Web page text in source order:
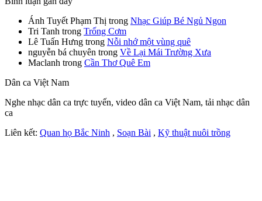
Ánh Tuyết Phạm Thị trong Nhạc Giúp Bé Ngủ Ngon
Tri Tanh trong Trống Cơm
Lê Tuấn Hưng trong Nỗi nhớ một vùng quê
nguyễn bá chuyên trong Về Lại Mái Trường Xưa
Maclanh trong Cần Thơ Quê Em
Dân ca Việt Nam
Nghe nhạc dân ca trực tuyến, video dân ca Việt Nam, tải nhạc dân
ca
Liên kết: Quan họ Bắc Ninh , Soạn Bài , Kỹ thuật nuôi trồng